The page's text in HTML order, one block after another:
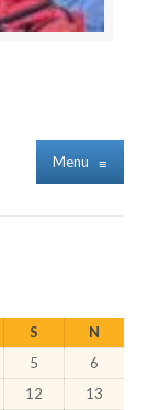
Menu ≡
S
N
5
6
12
13